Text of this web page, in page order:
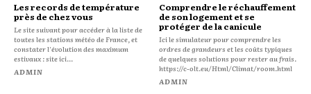
Les records de température
près de chez vous
Le site suivant pour accéder à la liste de
toutes les stations météo de France, et
constater l'évolution des maximum
estivaux : site ici...
ADMIN
Comprendre le réchauffement
de son logement et se
protéger de la canicule
Ici le simulateur pour comprendre les
ordres de grandeurs et les coûts typiques
de quelques solutions pour rester au frais.
https://c-olt.eu/Html/Climat/room.html
ADMIN